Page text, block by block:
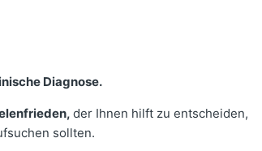
Diagnose.
der Ihnen hilft zu entscheiden,
sollten.